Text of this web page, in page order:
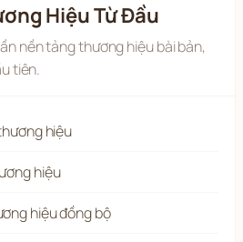
Hiệu Từ Đầu
nền tảng thương hiệu bài bản,
tiên.
hiệu
hiệu
hiệu đồng bộ